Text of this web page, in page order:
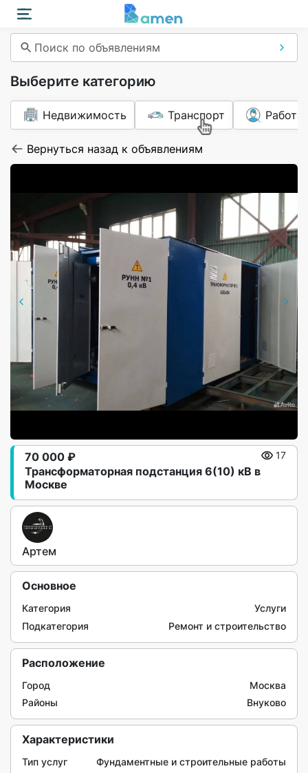
Поиск по объявлениям
Выберите категорию
Недвижимость Транспорт Работа
Вернуться назад к объявлениям
Трансформаторная подстанция 6(10) кВ в
Москве
70 000 ₽ 17
Артем
Основное
Категория
Услуги
Подкатегория
Ремонт и строительство
Расположение
Город
Москва
Районы
Внуково
Характеристики
Тип услуг
Фундаментные и строительные работы